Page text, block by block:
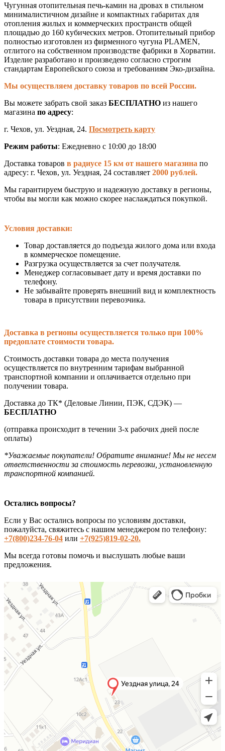
Чугунная отопительная печь-камин на дровах в стильном
минималистичном дизайне и компактных габаритах для
отопления жилых и коммерческих пространств общей
площадью до 160 кубических метров. Отопительный прибор
полностью изготовлен из фирменного чугуна PLAMEN,
отлитого на собственном производстве фабрики в Хорватии.
Изделие разработано и произведено согласно строгим
стандартам Европейского союза и требованиям Эко-дизайна.
Мы осуществляем доставку товаров по всей России.
Вы можете забрать свой заказ БЕСПЛАТНО из нашего
магазина по адресу:
г. Чехов, ул. Уездная, 24. Посмотреть карту
Режим работы: Ежедневно с 10:00 до 18:00
Доставка товаров в радиусе 15 км от нашего магазина по
адресу: г. Чехов, ул. Уездная, 24 составляет 2000 рублей.
Мы гарантируем быструю и надежную доставку в регионы,
чтобы вы могли как можно скорее наслаждаться покупкой.
Условия доставки:
Товар доставляется до подъезда жилого дома или входа
в коммерческое помещение.
Разгрузка осуществляется за счет получателя.
Менеджер согласовывает дату и время доставки по
телефону.
Не забывайте проверять внешний вид и комплектность
товара в присутствии перевозчика.
Доставка в регионы осуществляется только при 100%
предоплате стоимости товара.
Стоимость доставки товара до места получения
осуществляется по внутренним тарифам выбранной
транспортной компании и оплачивается отдельно при
получении товара.
Доставка до ТК* (Деловые Линии, ПЭК, СДЭК) —
БЕСПЛАТНО
(отправка происходит в течении 3-х рабочих дней после
оплаты)
*Уважаемые покупатели! Обратите внимание! Мы не несем
ответственности за стоимость перевозки, установленную
транспортной компанией.
Остались вопросы?
Если у Вас остались вопросы по условиям доставки,
пожалуйста, свяжитесь с нашим менеджером по телефону:
+7(800)234-76-04 или +7(925)819-02-20.
Мы всегда готовы помочь и выслушать любые ваши
предложения.